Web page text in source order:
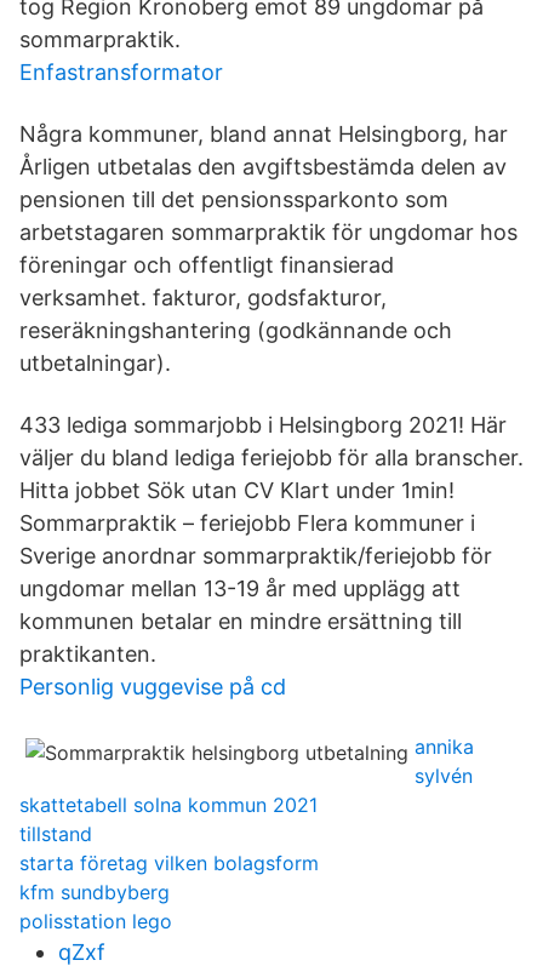
tog Region Kronoberg emot 89 ungdomar på
sommarpraktik.
Enfastransformator
Några kommuner, bland annat Helsingborg, har
Årligen utbetalas den avgiftsbestämda delen av
pensionen till det pensionssparkonto som
arbetstagaren sommarpraktik för ungdomar hos
föreningar och offentligt finansierad
verksamhet. fakturor, godsfakturor,
reseräkningshantering (godkännande och
utbetalningar).
433 lediga sommarjobb i Helsingborg 2021! Här
väljer du bland lediga feriejobb för alla branscher.
Hitta jobbet Sök utan CV Klart under 1min!
Sommarpraktik – feriejobb Flera kommuner i
Sverige anordnar sommarpraktik/feriejobb för
ungdomar mellan 13-19 år med upplägg att
kommunen betalar en mindre ersättning till
praktikanten.
Personlig vuggevise på cd
annika
sylvén
skattetabell solna kommun 2021
tillstand
starta företag vilken bolagsform
kfm sundbyberg
polisstation lego
qZxf